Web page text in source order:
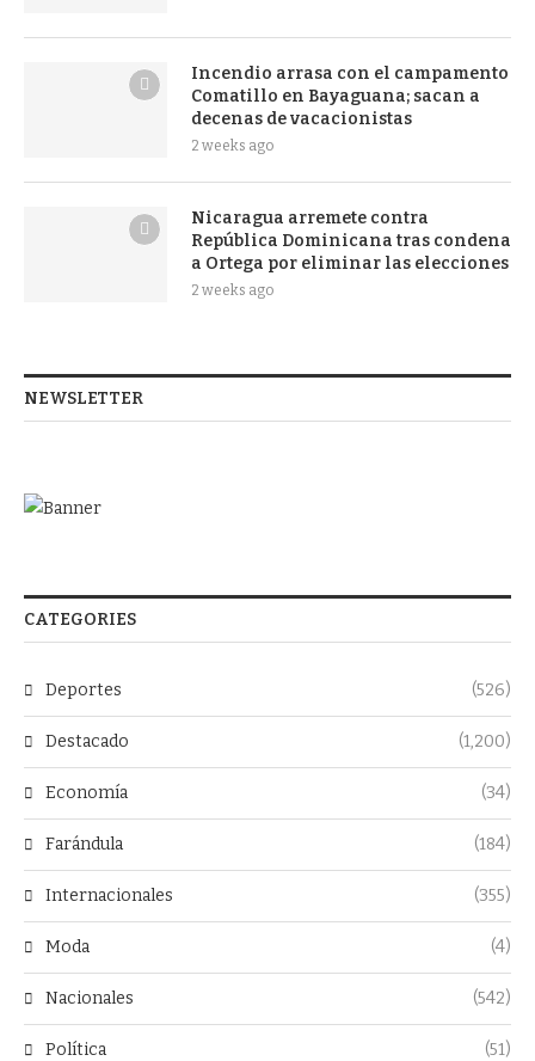
Incendio arrasa con el campamento
Comatillo en Bayaguana; sacan a
decenas de vacacionistas
2 weeks ago
Nicaragua arremete contra
República Dominicana tras condena
a Ortega por eliminar las elecciones
2 weeks ago
NEWSLETTER
CATEGORIES
Deportes (526)
Destacado (1,200)
Economía (34)
Farándula (184)
Internacionales (355)
Moda (4)
Nacionales (542)
Política (51)